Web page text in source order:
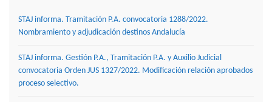
STAJ informa. Tramitación P.A. convocatoria 1288/2022.
Nombramiento y adjudicación destinos Andalucía
STAJ informa. Gestión P.A., Tramitación P.A. y Auxilio Judicial
convocatoria Orden JUS 1327/2022. Modificación relación aprobados
proceso selectivo.